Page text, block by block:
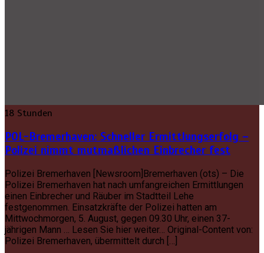
18 Stunden
POL-Bremerhaven: Schneller Ermittlungserfolg –
Polizei nimmt mutmaßlichen Einbrecher fest
Polizei Bremerhaven [Newsroom]Bremerhaven (ots) – Die
Polizei Bremerhaven hat nach umfangreichen Ermittlungen
einen Einbrecher und Räuber im Stadtteil Lehe
festgenommen. Einsatzkräfte der Polizei hatten am
Mittwochmorgen, 5. August, gegen 09.30 Uhr, einen 37-
jährigen Mann … Lesen Sie hier weiter… Original-Content von:
Polizei Bremerhaven, übermittelt durch […]